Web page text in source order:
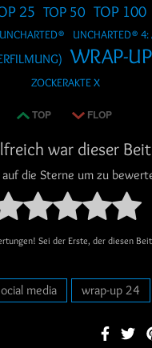
25 TOP 50 TOP 100
UNCHARTED® UNCHARTED® 4:
WRAP-UP
ZOCKERAKTE X
TOP FLOP
war dieser
auf die Sterne um zu
Sei der Erste, der diesen
media wrap-up 24